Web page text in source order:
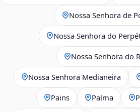
Nossa Senhora de
Nossa Senhora do
Nossa Senhora do
Nossa Senhora Medianeira
Pains Palma